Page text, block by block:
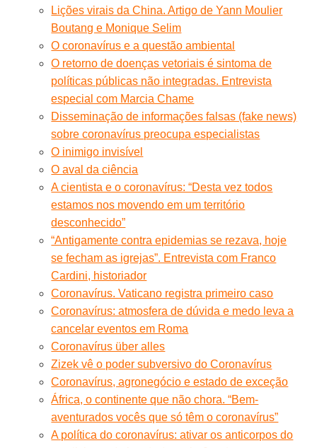
Lições virais da China. Artigo de Yann Moulier
Boutang e Monique Selim
O coronavírus e a questão ambiental
O retorno de doenças vetoriais é sintoma de
políticas públicas não integradas. Entrevista
especial com Marcia Chame
Disseminação de informações falsas (fake news)
sobre coronavírus preocupa especialistas
O inimigo invisível
O aval da ciência
A cientista e o coronavírus: “Desta vez todos
estamos nos movendo em um território
desconhecido”
“Antigamente contra epidemias se rezava, hoje
se fecham as igrejas”. Entrevista com Franco
Cardini, historiador
Coronavírus. Vaticano registra primeiro caso
Coronavírus: atmosfera de dúvida e medo leva a
cancelar eventos em Roma
Coronavírus über alles
Zizek vê o poder subversivo do Coronavírus
Coronavírus, agronegócio e estado de exceção
África, o continente que não chora. “Bem-
aventurados vocês que só têm o coronavírus”
A política do coronavírus: ativar os anticorpos do